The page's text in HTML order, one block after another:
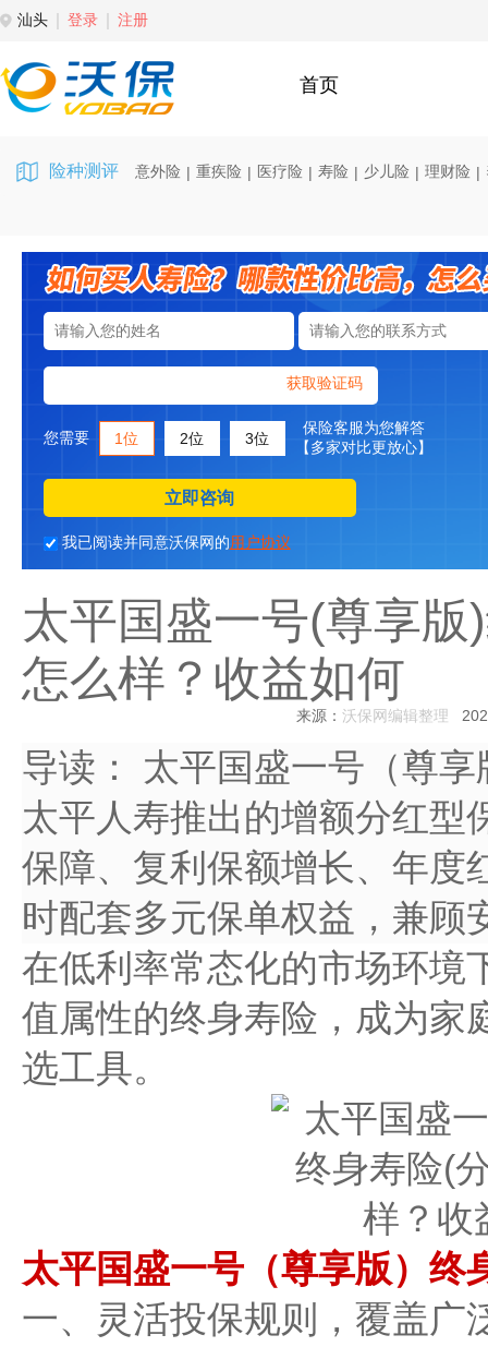
汕头 登录 注册
首页
险种测评 意外险 | 重疾险 | 医疗险 | 寿险 | 少儿险 | 理财险 |
获取验证码
您需要 1位 2位 3位
保险客服为您解答
【多家对比更放心】
立即咨询
我已阅读并同意沃保网的用户协议
太平国盛一号(尊享
怎么样？收益如何
来源： 沃保网编辑整理
导读：
太平国盛一号（尊
太平人寿推出的增额分红型
保障、复利保额增长、年度
时配套多元保单权益，兼顾
在低利率常态化的市场环境
值属性的终身寿险，成为家
选工具。
太平国盛一号（尊享版）终
一、灵活投保规则，覆盖广